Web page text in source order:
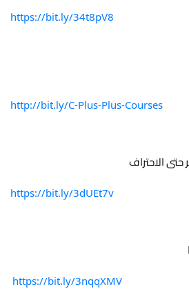
https://bit.ly/34t8pV8
http://bit.ly/C-Plus-Plus-Courses
الاحتراف
https://bit.ly/3dUEt7v
https://bit.ly/3nqqXMV